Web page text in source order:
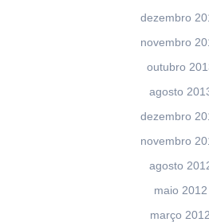
dezembro
novembro
outubro
agosto
dezembro
novembro
agosto
maio 2012
março 2012